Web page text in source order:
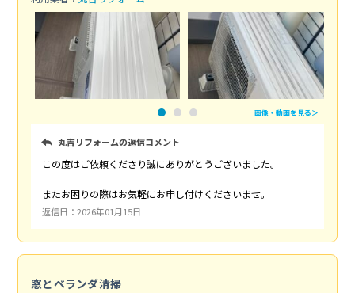
画像・動画を見る＞
丸吉リフォームの返信コメント
この度はご依頼くださり誠にありがとうございました。
またお困りの際はお気軽にお申し付けくださいませ。
返信日：2026年01月15日
窓とベランダ清掃